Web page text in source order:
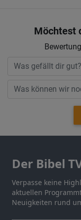
Möchtest
Der Bibel
Verpasse keine
aktuellen
Neuigkeiten rund